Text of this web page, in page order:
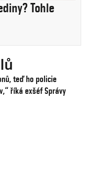
Tohle
teď ho policie
říká exšéf Správy